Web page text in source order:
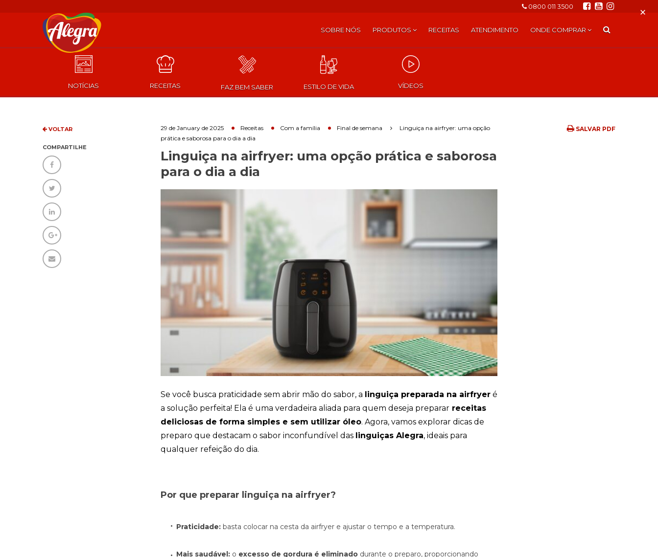
0800 011 3500
SOBRE NÓS PRODUTOS RECEITAS ATENDIMENTO ONDE COMPRAR
NOTÍCIAS RECEITAS FAZ BEM SABER ESTILO DE VIDA VÍDEOS
VOLTAR
COMPARTILHE
29 de January de 2025 Receitas Com a família Final de semana
Linguiça na airfryer: uma opção
prática e saborosa para o dia a dia
Linguiça na airfryer: uma opção prática e saborosa
para o dia a dia
Se você busca praticidade sem abrir mão do sabor, a linguiça preparada na airfryer é
a solução perfeita! Ela é uma verdadeira aliada para quem deseja preparar receitas
deliciosas de forma simples e sem utilizar óleo. Agora, vamos explorar dicas de
preparo que destacam o sabor inconfundível das linguiças Alegra, ideais para
qualquer refeição do dia.
Por que preparar linguiça na airfryer?
Praticidade: basta colocar na cesta da airfryer e ajustar o tempo e a temperatura.
Mais saudável: o excesso de gordura é eliminado durante o preparo, proporcionando
SALVAR PDF
×
Necessários
Estes cookies
não são
opcionais. Eles
são necessários
funcionamento
do site.
Eu aceito os
Cookies de
Funcionalidade
possamos
melhorar a
funcionalidade e
estrutura do site,
com base na
forma como o
o melhor
durante a sua